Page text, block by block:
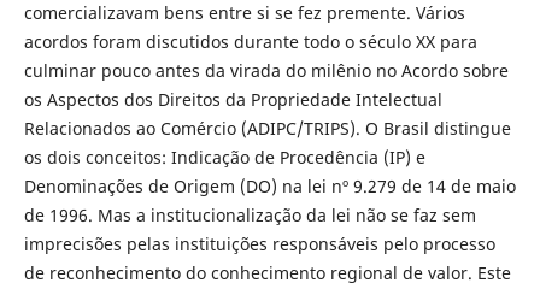
comercializavam bens entre si se fez premente. Vários
acordos foram discutidos durante todo o século XX para
culminar pouco antes da virada do milênio no Acordo sobre
os Aspectos dos Direitos da Propriedade Intelectual
Relacionados ao Comércio (ADIPC/TRIPS). O Brasil distingue
os dois conceitos: Indicação de Procedência (IP) e
Denominações de Origem (DO) na lei nº 9.279 de 14 de maio
de 1996. Mas a institucionalização da lei não se faz sem
imprecisões pelas instituições responsáveis pelo processo
de reconhecimento do conhecimento regional de valor. Este